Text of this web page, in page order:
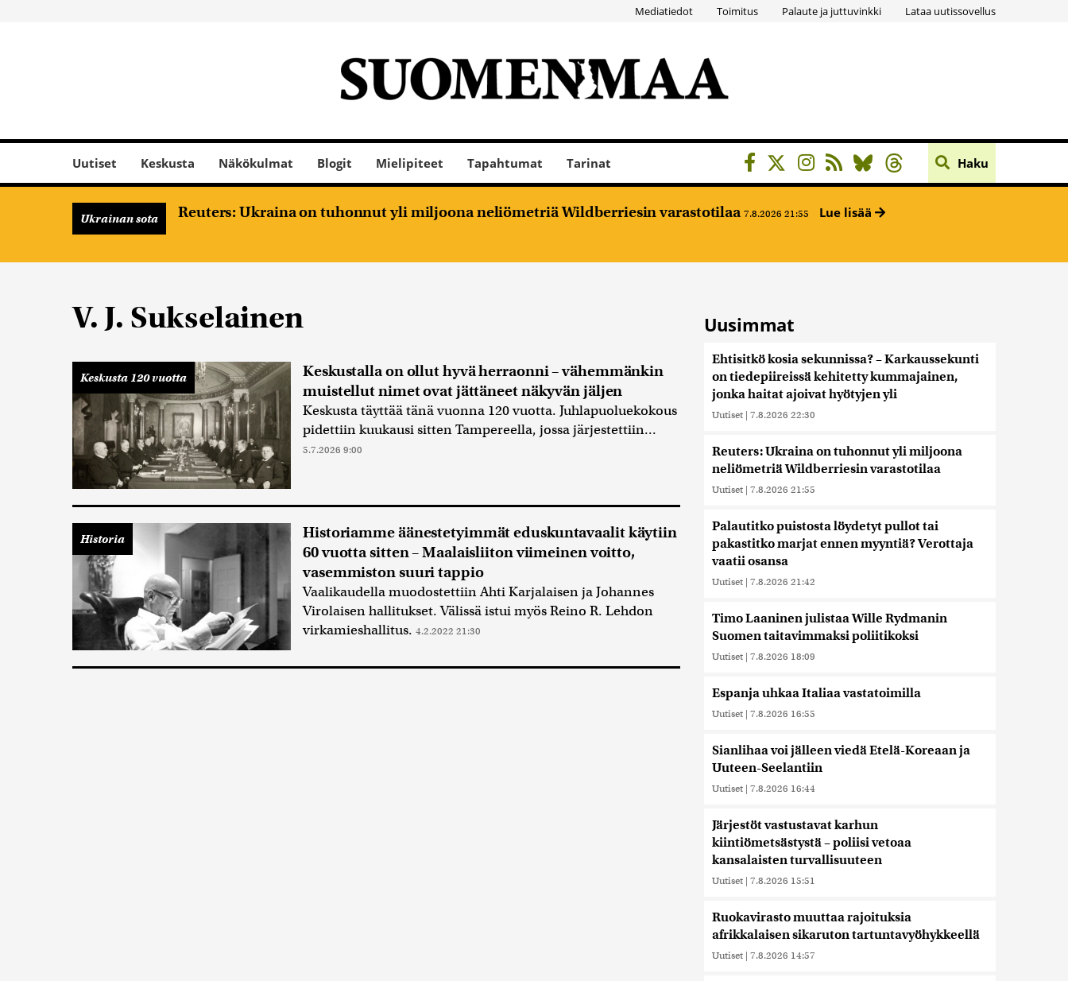
Mediatiedot Toimitus Palaute ja juttuvinkki Lataa uutissovellus
Uutiset Keskusta Näkökulmat Blogit Mielipiteet Tapahtumat Tarinat Haku
Ukrainan sota Reuters: Ukraina on tuhonnut yli miljoona neliömetriä Wildberriesin varastotilaa 7.8.2026 21:55 Lue lisää
V. J. Sukselainen
Keskusta 120 vuotta
Keskustalla on ollut hyvä herraonni – vähemmänkin
muistellut nimet ovat jättäneet näkyvän jäljen
Keskusta täyttää tänä vuonna 120 vuotta. Juhlapuoluekokous
pidettiin kuukausi sitten Tampereella, jossa järjestettiin...
5.7.2026 9:00
Historia
Historiamme äänestetyimmät eduskuntavaalit käytiin
60 vuotta sitten – Maalaisliiton viimeinen voitto,
vasemmiston suuri tappio
Vaalikaudella muodostettiin Ahti Karjalaisen ja Johannes
Virolaisen hallitukset. Välissä istui myös Reino R. Lehdon
virkamieshallitus. 4.2.2022 21:30
Uusimmat
Ehtisitkö kosia sekunnissa? – Karkaussekunti
on tiedepiireissä kehitetty kummajainen,
jonka haitat ajoivat hyötyjen yli
Uutiset | 7.8.2026 22:30
Reuters: Ukraina on tuhonnut yli miljoona
neliömetriä Wildberriesin varastotilaa
Uutiset | 7.8.2026 21:55
Palautitko puistosta löydetyt pullot tai
pakastitko marjat ennen myyntiä? Verottaja
vaatii osansa
Uutiset | 7.8.2026 21:42
Timo Laaninen julistaa Wille Rydmanin
Suomen taitavimmaksi poliitikoksi
Uutiset | 7.8.2026 18:09
Espanja uhkaa Italiaa vastatoimilla
Uutiset | 7.8.2026 16:55
Sianlihaa voi jälleen viedä Etelä-Koreaan ja
Uuteen-Seelantiin
Uutiset | 7.8.2026 16:44
Järjestöt vastustavat karhun
kiintiömetsästystä – poliisi vetoaa
kansalaisten turvallisuuteen
Uutiset | 7.8.2026 15:51
Ruokavirasto muuttaa rajoituksia
afrikkalaisen sikaruton tartuntavyöhykkeellä
Uutiset | 7.8.2026 14:57